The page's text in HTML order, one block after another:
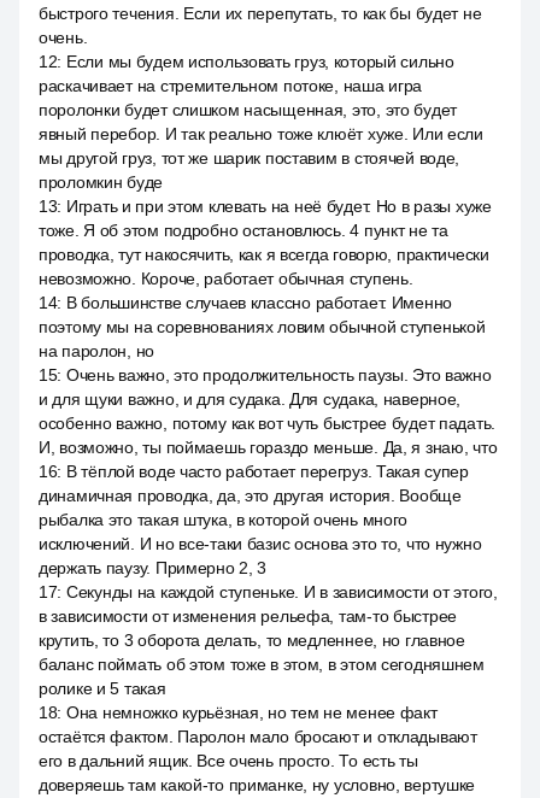
быстрого течения. Если их перепутать, то как бы будет не
очень.
12: Если мы будем использовать груз, который сильно
раскачивает на стремительном потоке, наша игра
поролонки будет слишком насыщенная, это, это будет
явный перебор. И так реально тоже клюёт хуже. Или если
мы другой груз, тот же шарик поставим в стоячей воде,
проломкин буде
13: Играть и при этом клевать на неё будет. Но в разы хуже
тоже. Я об этом подробно остановлюсь. 4 пункт не та
проводка, тут накосячить, как я всегда говорю, практически
невозможно. Короче, работает обычная ступень.
14: В большинстве случаев классно работает. Именно
поэтому мы на соревнованиях ловим обычной ступенькой
на паролон, но
15: Очень важно, это продолжительность паузы. Это важно
и для щуки важно, и для судака. Для судака, наверное,
особенно важно, потому как вот чуть быстрее будет падать.
И, возможно, ты поймаешь гораздо меньше. Да, я знаю, что
16: В тёплой воде часто работает перегруз. Такая супер
динамичная проводка, да, это другая история. Вообще
рыбалка это такая штука, в которой очень много
исключений. И но все-таки базис основа это то, что нужно
держать паузу. Примерно 2, 3
17: Секунды на каждой ступеньке. И в зависимости от этого,
в зависимости от изменения рельефа, там-то быстрее
крутить, то 3 оборота делать, то медленнее, но главное
баланс поймать об этом тоже в этом, в этом сегодняшнем
ролике и 5 такая
18: Она немножко курьёзная, но тем не менее факт
остаётся фактом. Паролон мало бросают и откладывают
его в дальний ящик. Все очень просто. То есть ты
доверяешь там какой-то приманке, ну условно, вертушке